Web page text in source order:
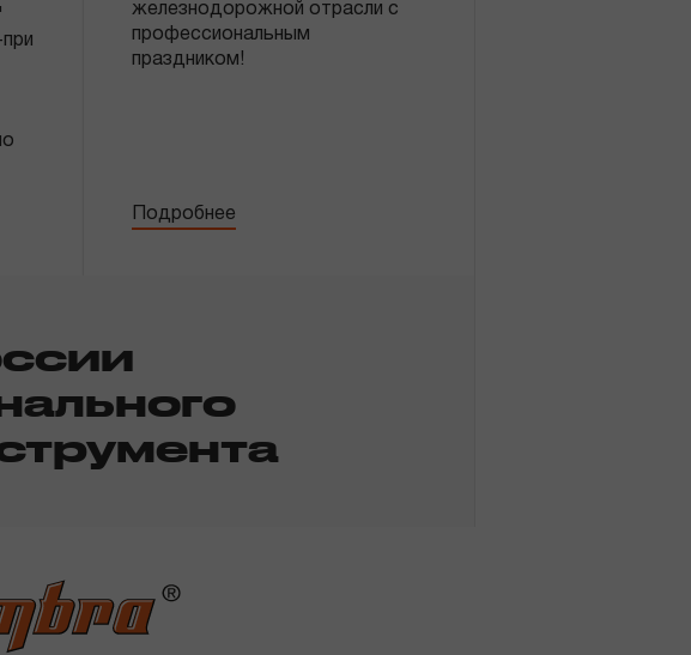
железнодорожной отрасли с
профессиональным
праздником!
Подробнее